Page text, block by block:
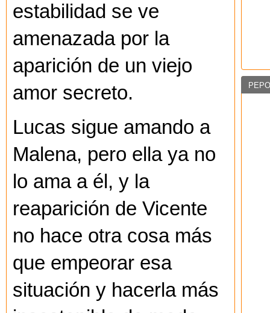
estabilidad se ve
amenazada por la
aparición de un viejo
amor secreto.
Lucas sigue amando a
Malena, pero ella ya no
lo ama a él, y la
reaparición de Vicente
no hace otra cosa más
que empeorar esa
situación y hacerla más